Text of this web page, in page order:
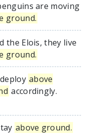
are moving
ground.
the Elois, they live
ground.
above
accordingly.
above ground.